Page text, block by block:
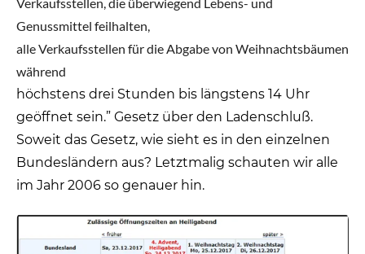
Verkaufsstellen, die überwiegend Lebens- und
Genussmittel feilhalten,
alle Verkaufsstellen für die Abgabe von Weihnachtsbäumen
während
höchstens drei Stunden bis längstens 14 Uhr
geöffnet sein.” Gesetz über den Ladenschluß.
Soweit das Gesetz, wie sieht es in den einzelnen
Bundesländern aus? Letztmalig schauten wir alle
im Jahr 2006 so genauer hin.